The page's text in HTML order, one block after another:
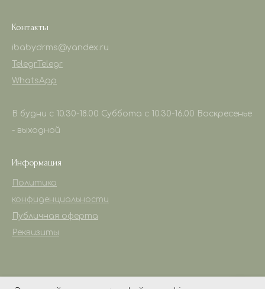
Контакты
ibabydrms@yandex.ru
TelegrTelegr
WhatsApp
В будни с 10.30-18.00 Суббота с 10.30-16.00 Воскресенье
- выходной
Информация
Политика
конфиденциальности
Публичная оферта
Реквизиты